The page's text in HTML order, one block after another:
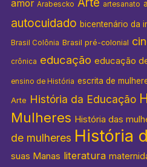
amor Arabescko Arte artesanato
autocuidado bicentenário da
Brasil Colônia Brasil pré-colonial
crônica educação educação
ensino de História escrita de
Arte História da Educação
Mulheres História das
de mulheres História
suas Manas literatura